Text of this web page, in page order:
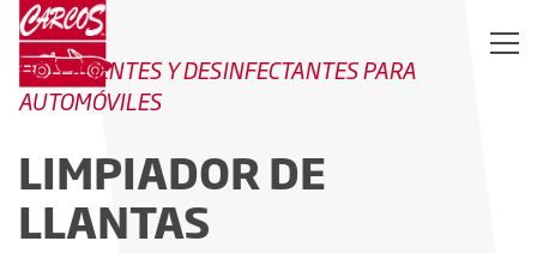
DETERGENTES Y DESINFECTANTES PARA
AUTOMÓVILES
LIMPIADOR DE
LLANTAS